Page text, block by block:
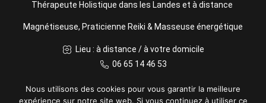
Thérapeute Holistique dans les Landes et à distance
Magnétiseuse, Praticienne Reiki & Masseuse énergétique
Lieu : à distance / à votre domicile
06 65 14 46 53
Nous utilisons des cookies pour vous garantir la meilleure
expérience sur notre site web. Si vous continuez à utiliser ce